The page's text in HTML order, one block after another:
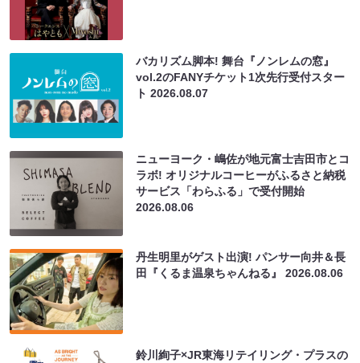
バカリズム脚本! 舞台『ノンレムの窓』
vol.2のFANYチケット1次先行受付スター
ト2026.08.07
ニューヨーク・嶋佐が地元富士吉田市とコ
ラボ! オリジナルコーヒーがふるさと納税
サービス「わらふる」で受付開始
2026.08.06
丹生明里がゲスト出演! パンサー向井＆長
田『くるま温泉ちゃんねる』2026.08.06
鈴川絢子×JR東海リテイリング・プラスの